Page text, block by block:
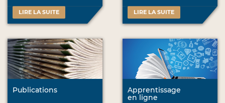
LIRE LA SUITE LIRE LA SUITE
Publications
Apprentissage
en ligne